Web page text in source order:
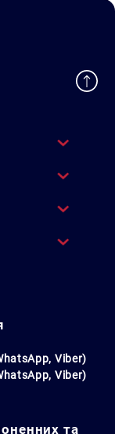
Viber)
Viber)
та